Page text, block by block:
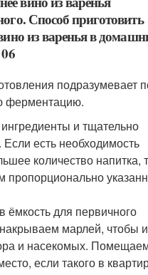
подразумевает
ферментацию.
и тщательно
есть необходимость
количество напитка,
пропорционально
для первичного
марлей, чтобы
и насекомых.
если такого в